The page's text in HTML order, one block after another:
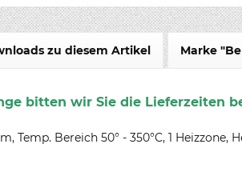
zu diesem Artikel Marke
bitten wir Sie die Lieferzeiten
Temp. Bereich 50° - 350°C, 1 Heizzone,